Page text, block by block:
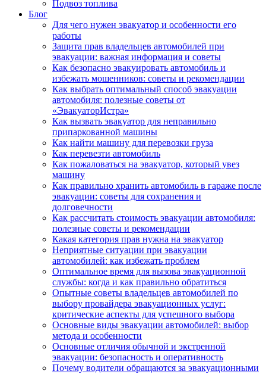
Подвоз топлива
Блог
Для чего нужен эвакуатор и особенности его
работы
Защита прав владельцев автомобилей при
эвакуации: важная информация и советы
Как безопасно эвакуировать автомобиль и
избежать мошенников: советы и рекомендации
Как выбрать оптимальный способ эвакуации
автомобиля: полезные советы от
«ЭвакуаторИстра»
Как вызвать эвакуатор для неправильно
припаркованной машины
Как найти машину для перевозки груза
Как перевезти автомобиль
Как пожаловаться на эвакуатор, который увез
машину
Как правильно хранить автомобиль в гараже после
эвакуации: советы для сохранения и
долговечности
Как рассчитать стоимость эвакуации автомобиля:
полезные советы и рекомендации
Какая категория прав нужна на эвакуатор
Неприятные ситуации при эвакуации
автомобилей: как избежать проблем
Оптимальное время для вызова эвакуационной
службы: когда и как правильно обратиться
Опытные советы владельцев автомобилей по
выбору провайдера эвакуационных услуг:
критические аспекты для успешного выбора
Основные виды эвакуации автомобилей: выбор
метода и особенности
Основные отличия обычной и экстренной
эвакуации: безопасность и оперативность
Почему водители обращаются за эвакуационными